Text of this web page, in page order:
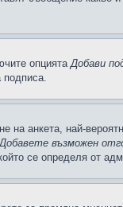
опциятаДобави
подписа.
анкета, най-
Добавете възможен
се определя от